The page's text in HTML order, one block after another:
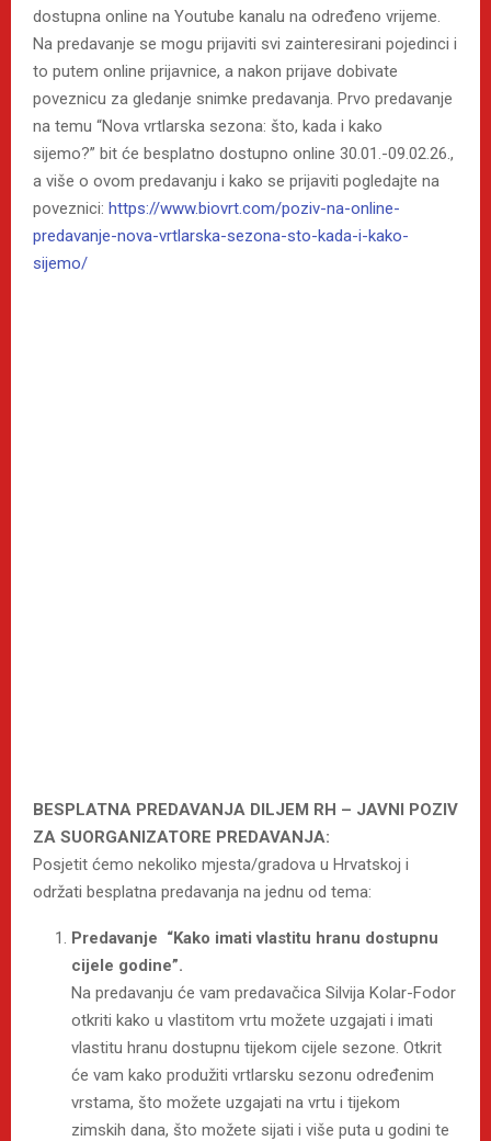
dostupna online na Youtube kanalu na određeno vrijeme.
Na predavanje se mogu prijaviti svi zainteresirani pojedinci i
to putem online prijavnice, a nakon prijave dobivate
poveznicu za gledanje snimke predavanja. Prvo predavanje
na temu “Nova vrtlarska sezona: što, kada i kako
sijemo?” bit će besplatno dostupno online 30.01.-09.02.26.,
a više o ovom predavanju i kako se prijaviti pogledajte na
poveznici: https://www.biovrt.com/poziv-na-online-
predavanje-nova-vrtlarska-sezona-sto-kada-i-kako-
sijemo/
BESPLATNA PREDAVANJA DILJEM RH – JAVNI POZIV
ZA SUORGANIZATORE PREDAVANJA:
Posjetit ćemo nekoliko mjesta/gradova u Hrvatskoj i
održati besplatna predavanja na jednu od tema:
Predavanje “Kako imati vlastitu hranu dostupnu
cijele godine”.
Na predavanju će vam predavačica Silvija Kolar-Fodor
otkriti kako u vlastitom vrtu možete uzgajati i imati
vlastitu hranu dostupnu tijekom cijele sezone. Otkrit
će vam kako produžiti vrtlarsku sezonu određenim
vrstama, što možete uzgajati na vrtu i tijekom
zimskih dana, što možete sijati i više puta u godini te